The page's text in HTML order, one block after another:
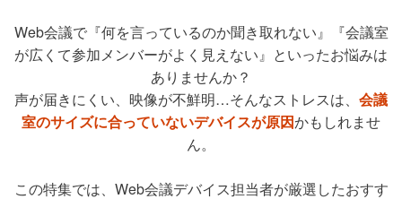
Web会議で『何を言っているのか聞き取れない』『会議室
が広くて参加メンバーがよく見えない』といったお悩みは
ありませんか？
声が届きにくい、映像が不鮮明…そんなストレスは、 会議
室のサイズに合っていないデバイスが原因かもしれませ
ん。
この特集では、Web会議デバイス担当者が厳選したおすす